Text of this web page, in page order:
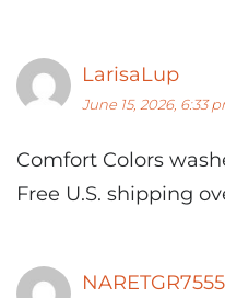
LarisaLup
June 15, 2026, 6:33
Comfort Colors
Free U.S. shipping